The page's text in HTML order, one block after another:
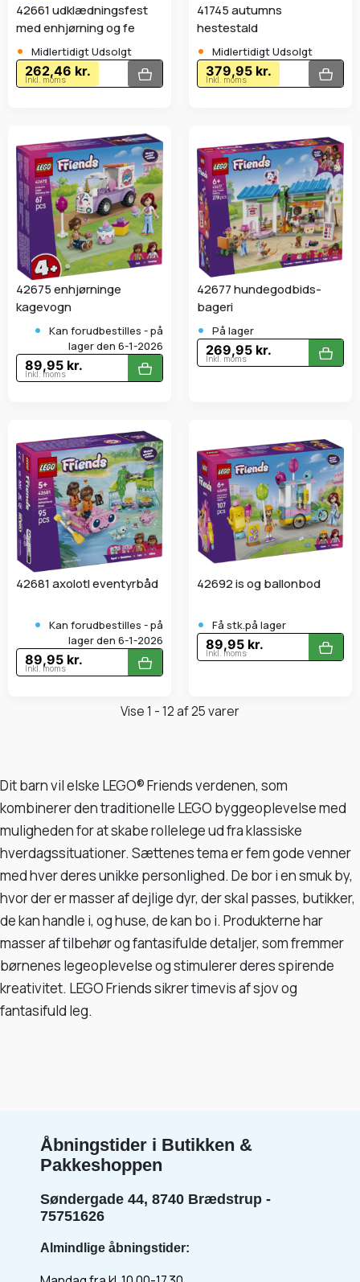
42661 udklædningsfest
med enhjørning og fe
• Midlertidigt Udsolgt
262,46 kr.
Inkl. moms
41745 autumns
hestestald
• Midlertidigt Udsolgt
379,95 kr.
Inkl. moms
42675 enhjørninge
kagevogn
•
Kan forudbestilles - på
lager den 6-1-2026
89,95 kr.
Inkl. moms
42677 hundegodbids-
bageri
• På lager
269,95 kr.
Inkl. moms
42681 axolotl eventyrbåd
•
Kan forudbestilles - på
lager den 6-1-2026
89,95 kr.
Inkl. moms
42692 is og ballonbod
• Få stk.på lager
89,95 kr.
Inkl. moms
Vise 1 - 12 af 25 varer
Dit barn vil elske LEGO® Friends verdenen, som
kombinerer den traditionelle LEGO byggeoplevelse med
muligheden for at skabe rollelege ud fra klassiske
hverdagssituationer. Sættenes tema er fem gode venner
med hver deres unikke personlighed. De bor i en smuk by,
hvor der er masser af dejlige dyr, der skal passes, butikker,
de kan handle i, og huse, de kan bo i. Produkterne har
masser af tilbehør og fantasifulde detaljer, som fremmer
børnenes legeoplevelse og stimulerer deres spirende
kreativitet. LEGO Friends sikrer timevis af sjov og
fantasifuld leg.
Åbningstider i Butikken &
Pakkeshoppen
Søndergade 44, 8740 Brædstrup -
75751626
Almindlige åbningstider: